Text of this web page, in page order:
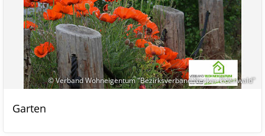
© Verband Wohneigentum "Bezirksverband Neckar-Odenwald"
Garten